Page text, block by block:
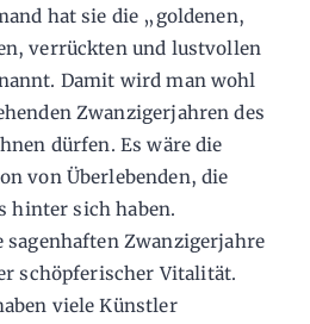
hat sie die „goldenen,
verrückten und lustvollen
Damit wird man wohl
Zwanzigerjahren des
dürfen. Es wäre die
von Überlebenden, die
hinter sich haben.
Zwanzigerjahre
schöpferischer Vitalität.
viele Künstler